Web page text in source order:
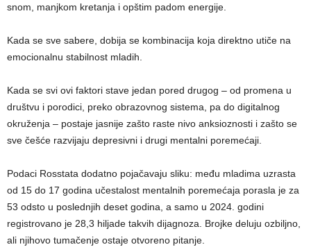
snom, manjkom kretanja i opštim padom energije.
Kada se sve sabere, dobija se kombinacija koja direktno utiče na
emocionalnu stabilnost mladih.
Kada se svi ovi faktori stave jedan pored drugog – od promena u
društvu i porodici, preko obrazovnog sistema, pa do digitalnog
okruženja – postaje jasnije zašto raste nivo anksioznosti i zašto se
sve češće razvijaju depresivni i drugi mentalni poremećaji.
Podaci Rosstata dodatno pojačavaju sliku: među mladima uzrasta
od 15 do 17 godina učestalost mentalnih poremećaja porasla je za
53 odsto u poslednjih deset godina, a samo u 2024. godini
registrovano je 28,3 hiljade takvih dijagnoza. Brojke deluju ozbiljno,
ali njihovo tumačenje ostaje otvoreno pitanje.